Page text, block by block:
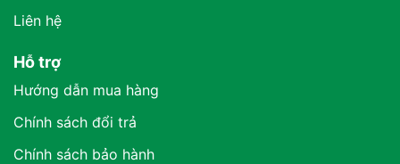
Liên hệ
Hỗ trợ
Hướng dẫn mua hàng
Chính sách đổi trả
Chính sách bảo hành